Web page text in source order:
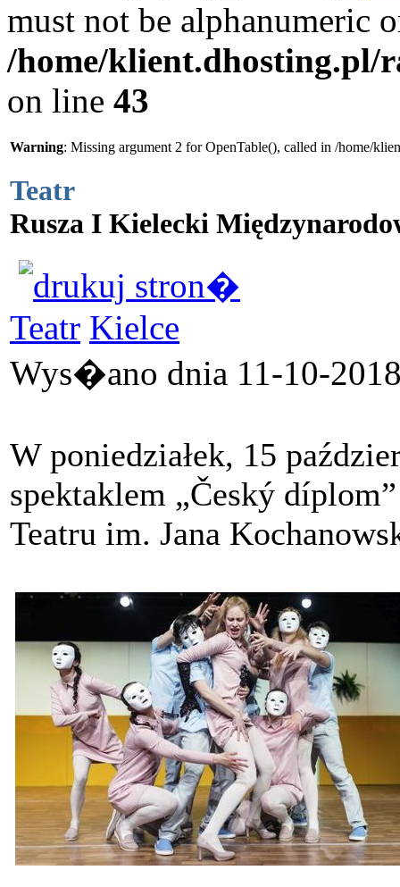
must not be alphanumeric
/home/klient.dhosting.pl/
on line 43
Warning: Missing argument 2 for OpenTable(), called in /home/
Teatr
Rusza I Kielecki
Teatr Kielce
Wys�ano dnia 11-10-
W poniedziałek, 15
spektaklem „Český
Teatru im. Jana